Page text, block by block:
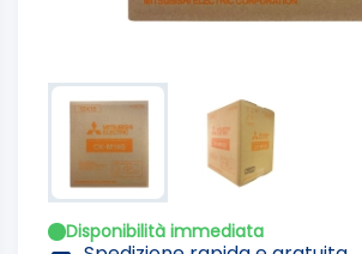
Disponibilità immediata